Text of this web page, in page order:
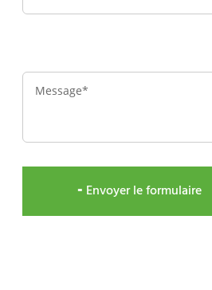
╸Envoyer le formulaire